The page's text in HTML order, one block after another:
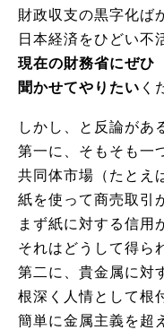
財政収支の黒字化ば
日本経済をひどい不
現在の財務省にぜひ
聞かせてやりたい く
しかし、と反論があ
第一に、そもそも一
共同体市場（たとえ
紙を使って商売取引
まず紙に対する信用
それはどうして得ら
第二に、貴金属に対
根深く人情として根
簡単に金属主義を超